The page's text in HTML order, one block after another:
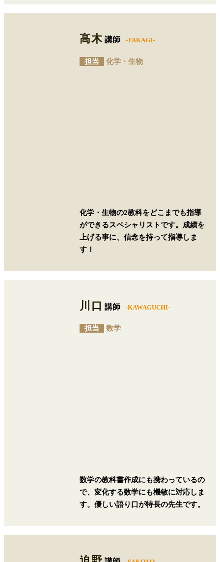
高木 講師 -TAKAGI-
担当 化学・生物
化学・生物の2教科をどこまでも指導
ができるスペシャリストです。成績を
上げる事に、信念を持って指導しま
す！
川口 講師 -KAWAGUCHI-
担当 数学
数学の教科書作成にも携わっているの
で、変化する数学にも機敏に対応しま
す。優しい語り口が特長の先生です。